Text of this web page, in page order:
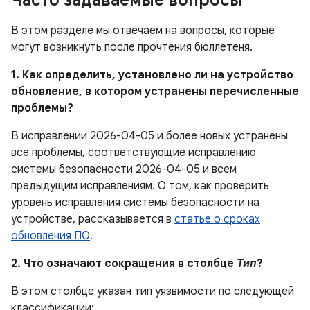
В этом разделе мы отвечаем на вопросы, которые
могут возникнуть после прочтения бюллетеня.
1. Как определить, установлено ли на устройство
обновление, в котором устранены перечисленные
проблемы?
В исправлении 2026-04-05 и более новых устранены
все проблемы, соответствующие исправлению
системы безопасности 2026-04-05 и всем
предыдущим исправлениям. О том, как проверить
уровень исправления системы безопасности на
устройстве, рассказывается в статье о сроках
обновления ПО.
2. Что означают сокращения в столбце Тип?
В этом столбце указан тип уязвимости по следующей